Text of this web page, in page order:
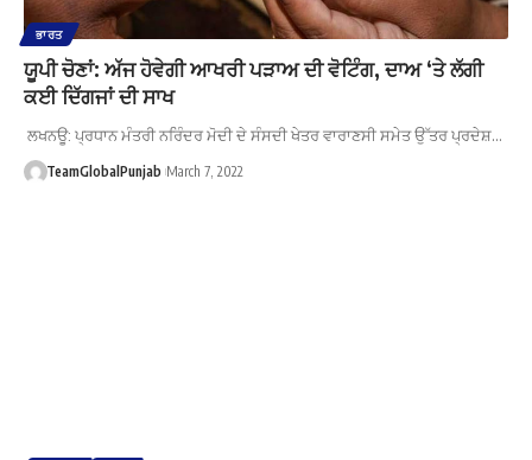
ਭਾਰਤ
ਯੂਪੀ ਚੋਣਾਂ: ਅੱਜ ਹੋਵੇਗੀ ਆਖਰੀ ਪੜਾਅ ਦੀ ਵੋਟਿੰਗ, ਦਾਅ ‘ਤੇ ਲੱਗੀ
ਕਈ ਦਿੱਗਜਾਂ ਦੀ ਸਾਖ
ਲਖਨਊ: ਪ੍ਰਧਾਨ ਮੰਤਰੀ ਨਰਿੰਦਰ ਮੋਦੀ ਦੇ ਸੰਸਦੀ ਖੇਤਰ ਵਾਰਾਣਸੀ ਸਮੇਤ ਉੱਤਰ ਪ੍ਰਦੇਸ਼…
TeamGlobalPunjab March 7, 2022